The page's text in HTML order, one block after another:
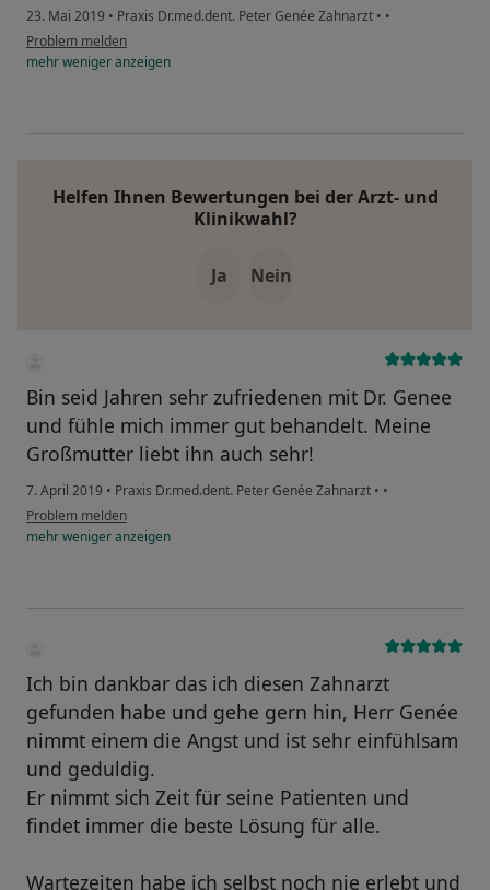
23. Mai 2019 • Praxis Dr.med.dent. Peter Genée Zahnarzt • •
Problem melden
mehrwenigeranzeigen
Helfen Ihnen Bewertungen bei der Arzt- und
Klinikwahl?
Ja Nein
Bin seid Jahren sehr zufriedenen mit Dr. Genee
und fühle mich immer gut behandelt. Meine
Großmutter liebt ihn auch sehr!
7. April 2019 • Praxis Dr.med.dent. Peter Genée Zahnarzt • •
Problem melden
mehrwenigeranzeigen
Ich bin dankbar das ich diesen Zahnarzt
gefunden habe und gehe gern hin, Herr Genée
nimmt einem die Angst und ist sehr einfühlsam
und geduldig.
Er nimmt sich Zeit für seine Patienten und
findet immer die beste Lösung für alle.
Wartezeiten habe ich selbst noch nie erlebt und